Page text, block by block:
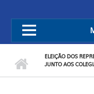
ELEIÇÃO DOS
JUNTO AOS